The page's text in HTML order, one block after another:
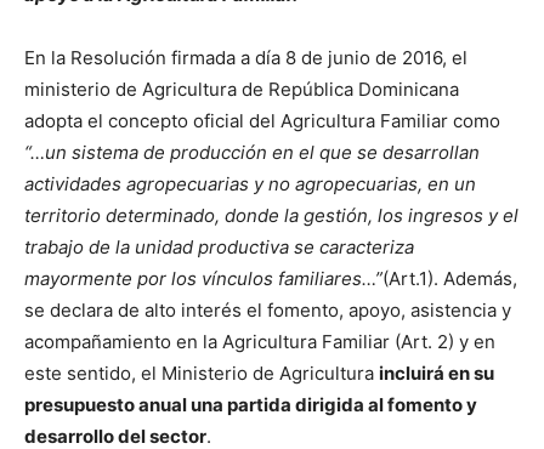
En la Resolución firmada a día 8 de junio de 2016, el
ministerio de Agricultura de República Dominicana
adopta el concepto oficial del Agricultura Familiar como
“…un sistema de producción en el que se desarrollan
actividades agropecuarias y no agropecuarias, en un
territorio determinado, donde la gestión, los ingresos y el
trabajo de la unidad productiva se caracteriza
mayormente por los vínculos familiares…”(Art.1). Además,
se declara de alto interés el fomento, apoyo, asistencia y
acompañamiento en la Agricultura Familiar (Art. 2) y en
este sentido, el Ministerio de Agricultura incluirá en su
presupuesto anual una partida dirigida al fomento y
desarrollo del sector.